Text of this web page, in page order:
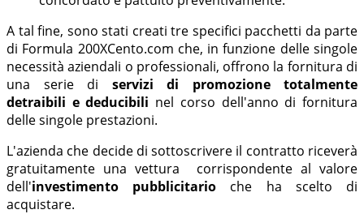
A tal fine, sono stati creati tre specifici pacchetti da parte
di Formula 200XCento.com che, in funzione delle singole
necessità aziendali o professionali, offrono la fornitura di
una serie di servizi di promozione totalmente
detraibili e deducibili nel corso dell'anno di fornitura
delle singole prestazioni.
L'azienda che decide di sottoscrivere il contratto riceverà
gratuitamente una vettura corrispondente al valore
dell'investimento pubblicitario che ha scelto di
acquistare.